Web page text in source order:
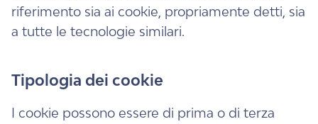
riferimento sia ai cookie, propriamente detti, sia
a tutte le tecnologie similari.
Tipologia dei cookie
I cookie possono essere di prima o di terza